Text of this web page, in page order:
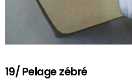
19/ Pelage zébré